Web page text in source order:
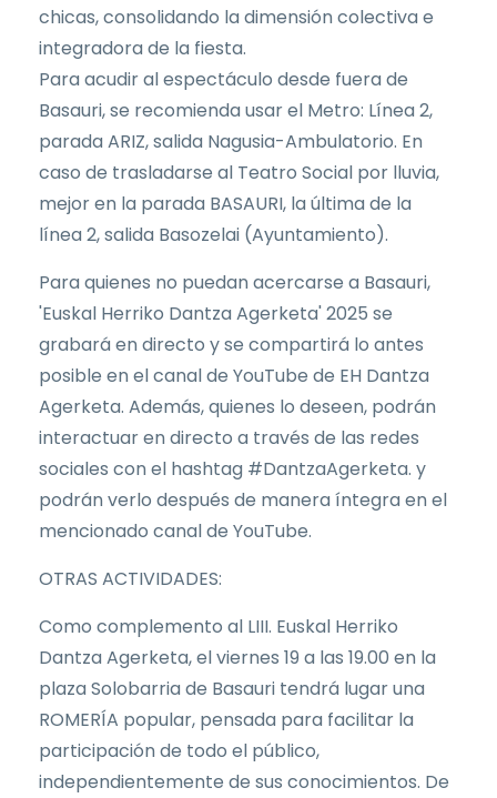
chicas, consolidando la dimensión colectiva e
integradora de la fiesta.
Para acudir al espectáculo desde fuera de
Basauri, se recomienda usar el Metro: Línea 2,
parada ARIZ, salida Nagusia-Ambulatorio. En
caso de trasladarse al Teatro Social por lluvia,
mejor en la parada BASAURI, la última de la
línea 2, salida Basozelai (Ayuntamiento).
Para quienes no puedan acercarse a Basauri,
'Euskal Herriko Dantza Agerketa' 2025 se
grabará en directo y se compartirá lo antes
posible en el canal de YouTube de EH Dantza
Agerketa. Además, quienes lo deseen, podrán
interactuar en directo a través de las redes
sociales con el hashtag #DantzaAgerketa. y
podrán verlo después de manera íntegra en el
mencionado canal de YouTube.
OTRAS ACTIVIDADES:
Como complemento al LIII. Euskal Herriko
Dantza Agerketa, el viernes 19 a las 19.00 en la
plaza Solobarria de Basauri tendrá lugar una
ROMERÍA popular, pensada para facilitar la
participación de todo el público,
independientemente de sus conocimientos. De